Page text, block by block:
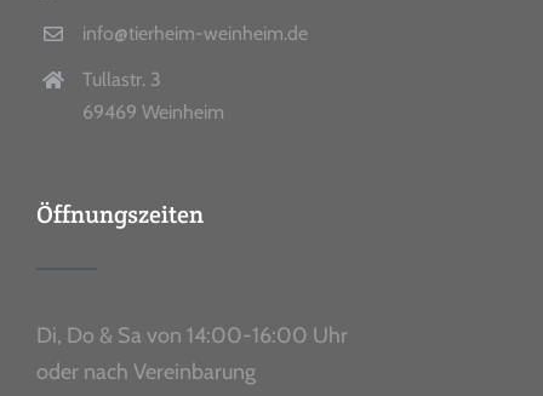
info@tierheim-weinheim.de
Tullastr. 3
69469 Weinheim
Öffnungszeiten
Di, Do & Sa von 14:00-16:00 Uhr
oder nach Vereinbarung